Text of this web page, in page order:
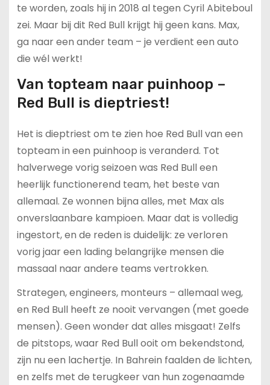
te worden, zoals hij in 2018 al tegen Cyril Abiteboul
zei. Maar bij dit Red Bull krijgt hij geen kans. Max,
ga naar een ander team – je verdient een auto
die wél werkt!
Van topteam naar puinhoop –
Red Bull is dieptriest!
Het is dieptriest om te zien hoe Red Bull van een
topteam in een puinhoop is veranderd. Tot
halverwege vorig seizoen was Red Bull een
heerlijk functionerend team, het beste van
allemaal. Ze wonnen bijna alles, met Max als
onverslaanbare kampioen. Maar dat is volledig
ingestort, en de reden is duidelijk: ze verloren
vorig jaar een lading belangrijke mensen die
massaal naar andere teams vertrokken.
Strategen, engineers, monteurs – allemaal weg,
en Red Bull heeft ze nooit vervangen (met goede
mensen). Geen wonder dat alles misgaat! Zelfs
de pitstops, waar Red Bull ooit om bekendstond,
zijn nu een lachertje. In Bahrein faalden de lichten,
en zelfs met de terugkeer van hun zogenaamde